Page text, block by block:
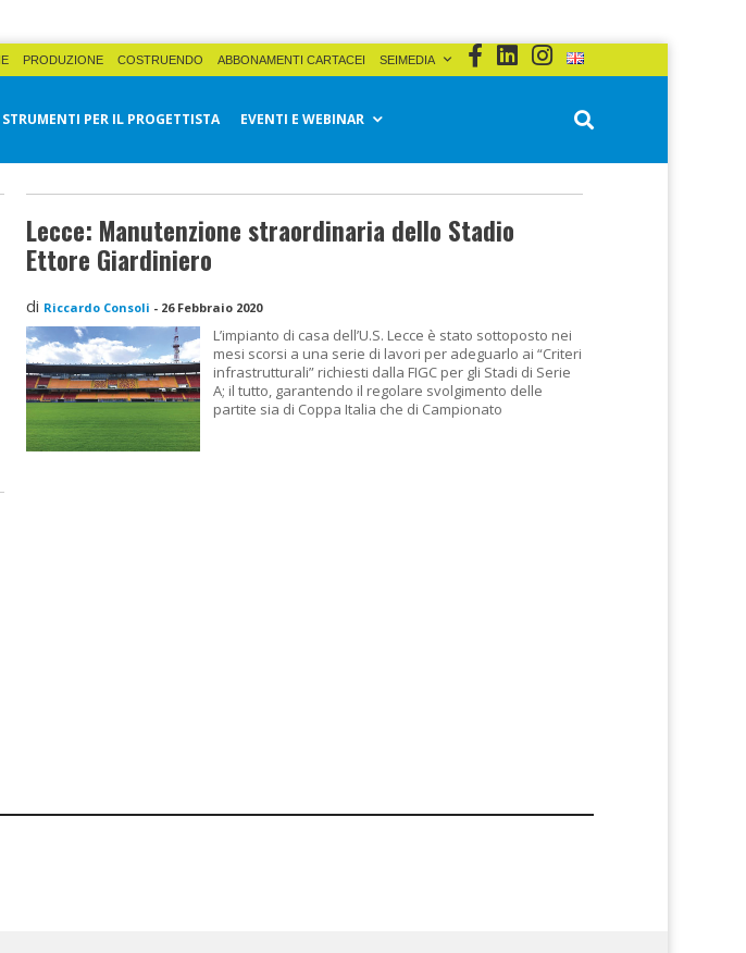
PRODUZIONE COSTRUENDO ABBONAMENTI CARTACEI SEIMEDIA
STRUMENTI PER IL PROGETTISTA EVENTI E WEBINAR
Lecce: Manutenzione straordinaria dello Stadio
Ettore Giardiniero
di Riccardo Consoli - 26 Febbraio 2020
L’impianto di casa dell’U.S. Lecce è stato sottoposto nei
mesi scorsi a una serie di lavori per adeguarlo ai “Criteri
infrastrutturali” richiesti dalla FIGC per gli Stadi di Serie
A; il tutto, garantendo il regolare svolgimento delle
partite sia di Coppa Italia che di Campionato